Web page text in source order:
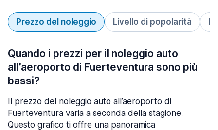
Prezzo del noleggio Livello di popolarità
Quando i prezzi per il noleggio auto
all’aeroporto di Fuerteventura sono più
bassi?
Il prezzo del noleggio auto all’aeroporto di
Fuerteventura varia a seconda della stagione.
Questo grafico ti offre una panoramica